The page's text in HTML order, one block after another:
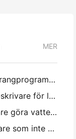
MER
Hur man väljer rätt restaurangprogramvara för din lilla eller medelstora restaurang
Behöver du en bärbar A4-skrivare för lagerfakturor? Vad faktiskt fungerar
Kan termiska etikettskrivare göra vattentäta etiketter för småföretagsprodukter?
Bästa kameran för nybörjare som inte vill slösa papper